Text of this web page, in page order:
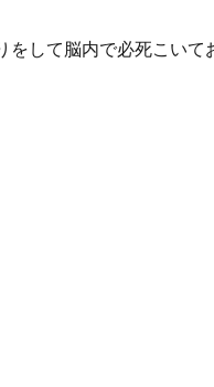
して脳内で必死こいて